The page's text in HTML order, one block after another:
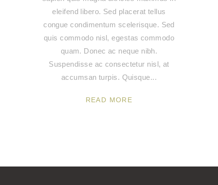
eleifend libero. Sed placerat tellus
congue condimentum scelerisque. Sed
quis commodo nisl, egestas commodo
quam. Donec ac neque nibh.
Suspendisse ac consectetur nisl, at
accumsan turpis. Quisque
READ MORE